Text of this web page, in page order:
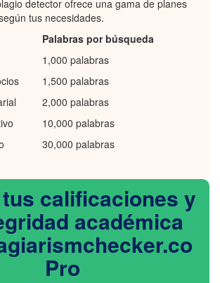
detector ofrece una gama de planes
tus necesidades.
Palabras por búsqueda
1,000 palabras
1,500 palabras
2,000 palabras
10,000 palabras
30,000 palabras
calificaciones y
académica
Pro